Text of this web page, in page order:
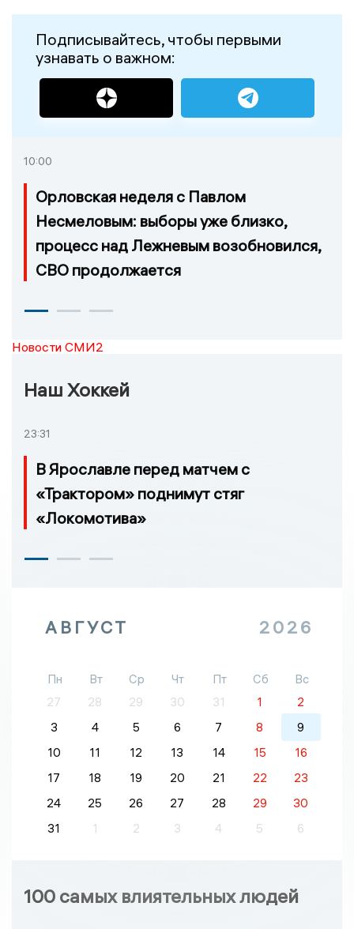
Подписывайтесь, чтобы первыми
узнавать о важном:
10:00
Орловская неделя с Павлом
Несмеловым: выборы уже близко,
процесс над Лежневым возобновился,
СВО продолжается
Новости СМИ2
Наш Хоккей
23:31
В Ярославле перед матчем с
«Трактором» поднимут стяг
«Локомотива»
АВГУСТ 2026
Пн Вт Ср Чт Пт Сб
Вс
27
28 29 30 31 1
2
3
4 5 6 7 8
9
10
11 12 13 14 15
16
17
18 19 20 21 22
23
24
25 26 27 28 29
30
31
1 2 3 4 5 6
100 самых влиятельных людей